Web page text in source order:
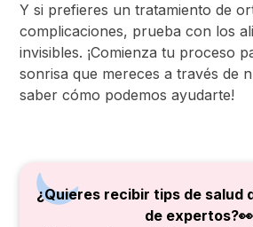
Y si prefieres un tratamiento de
complicaciones, prueba con los
invisibles. ¡Comienza tu proceso
sonrisa que mereces a través de
saber cómo podemos ayudarte!
¿Quieres recibir tips de salud
de expertos?👀